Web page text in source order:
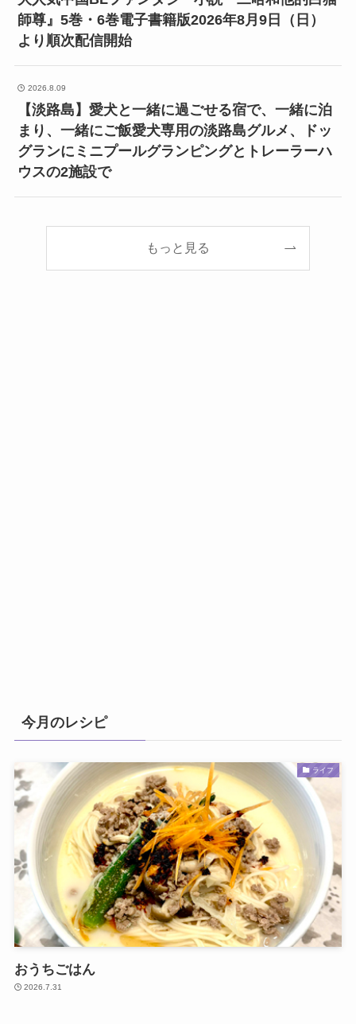
師尊』5巻・6巻電子書籍版2026年8月9日（日）
より順次配信開始
2026.8.09
【淡路島】愛犬と一緒に過ごせる宿で、一緒に泊
まり、一緒にご飯愛犬専用の淡路島グルメ、ドッ
グランにミニプールグランピングとトレーラーハ
ウスの2施設で
もっと見る
今月のレシピ
ライフ
おうちごはん
2026.7.31